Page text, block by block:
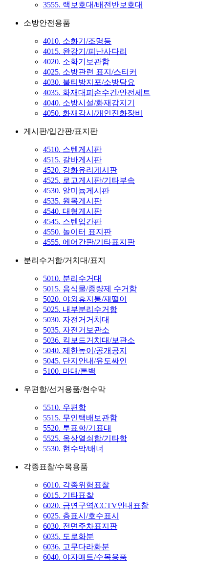
3555. 랙보호대/배전반보호대
소방안전용품
4010. 소화기/조명등
4015. 완강기/피난사다리
4020. 소화기보관함
4025. 소방관련 표지/스티커
4030. 불티방지포/소방담요
4035. 화재대피손수건/안전세트
4040. 소방시설/화재감지기
4050. 화재감시/개인진화장비
게시판/입간판/표지판
4510. 스텐게시판
4515. 갈바게시판
4520. 강화유리게시판
4525. 로고게시판/기타부속
4530. 알미늄게시판
4535. 원목게시판
4540. 대형게시판
4545. 스텐입간판
4550. 놀이터 표지판
4555. 에어간판/기타표지판
분리수거함/거치대/표지
5010. 분리수거대
5015. 음식물/종량제 수거함
5020. 야외휴지통/재떨이
5025. 내부분리수거함
5030. 자전거거치대
5035. 자전거보관소
5036. 킥보드거치대/보관소
5040. 제한높이/공개공지
5045. 단지안내/유도싸인
5100. 마대/톤백
우편함/선거용품/현수막
5510. 우편함
5515. 무인택배보관함
5520. 투표함/기표대
5525. 옥상열쇠함/기타함
5530. 현수막/배너
각종표찰/수목용품
6010. 각종위험표찰
6015. 기타표찰
6020. 금연구역/CCTV안내표찰
6025. 층표시/호수표시
6030. 전면주차표지판
6035. 도로화분
6036. 고무다라화분
6040. 야자매트/수목용품